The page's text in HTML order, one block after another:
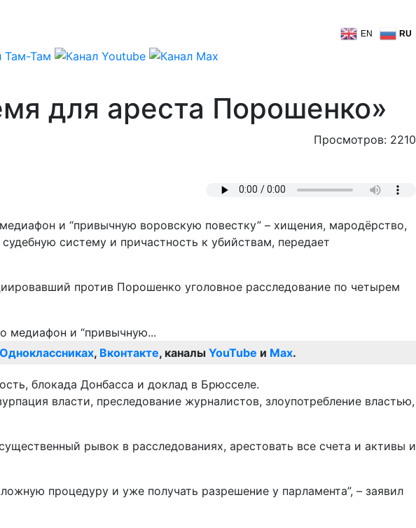
EN RU
для ареста Порошенко»
Просмотров: 2210
и “привычную воровскую повестку” – хищения, мародёрство,
систему и причастность к убийствам, передает
против Порошенко уголовное расследование по четырем
Одноклассниках, Вконтакте, каналы YouTube и Max.
блокада Донбасса и доклад в Брюсселе.
власти, преследование журналистов, злоупотребление властью,
рывок в расследованиях, арестовать все счета и активы и
процедуру и уже получать разрешение у парламента”, – заявил